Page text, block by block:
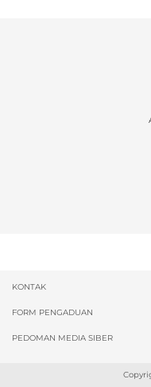
KONTAK
FORM PENGADUAN
PEDOMAN MEDIA SIBER